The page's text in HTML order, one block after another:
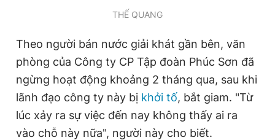
THẾ QUANG
Theo người bán nước giải khát gần bên, văn
phòng của Công ty CP Tập đoàn Phúc Sơn đã
ngừng hoạt động khoảng 2 tháng qua, sau khi
lãnh đạo công ty này bị khởi tố, bắt giam. "Từ
lúc xảy ra sự việc đến nay không thấy ai ra
vào chỗ này nữa", người này cho biết.